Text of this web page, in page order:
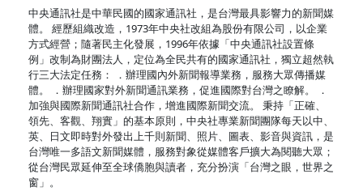
中央通訊社是中華民國的國家通訊社，是台灣最具影響力的新聞媒
體。 經歷組織改造，1973年中央社改組為股份有限公司，以企業
方式經營；隨著民主化發展，1996年依據「中央通訊社設置條
例」改制為財團法人，定位為全民共有的國家通訊社，獨立超然執
行三大法定任務： ．辦理國內外新聞報導業務，服務大眾傳播媒
體。 ．辦理國家對外新聞通訊業務，促進國際對台灣之瞭解。 ．
加強與國際新聞通訊社合作，增進國際新聞交流。 秉持「正確、
領先、客觀、翔實」的基本原則，中央社專業新聞團隊每天以中、
英、日文即時對外發出上千則新聞、照片、圖表、影音與資訊，是
台灣唯一多語文新聞媒體，服務對象從媒體客戶擴大為閱聽大眾；
從台灣民眾延伸至全球僑胞與讀者，充分扮演「台灣之眼，世界之
窗」。